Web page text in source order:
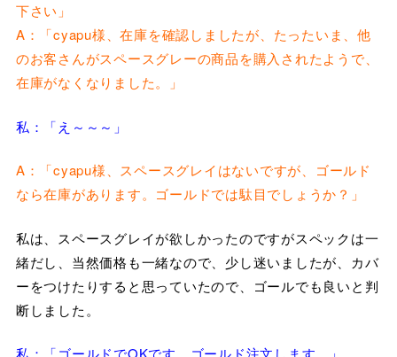
下さい」
A：「cyapu様、在庫を確認しましたが、たったいま、他
のお客さんがスペースグレーの商品を購入されたようで、
在庫がなくなりました。」
私：「え～～～」
A：「cyapu様、スペースグレイはないですが、ゴールド
なら在庫があります。ゴールドでは駄目でしょうか？」
私は、スペースグレイが欲しかったのですがスペックは一
緒だし、当然価格も一緒なので、少し迷いましたが、カバ
ーをつけたりすると思っていたので、ゴールでも良いと判
断しました。
私：「ゴールドでOKです。ゴールド注文します。」